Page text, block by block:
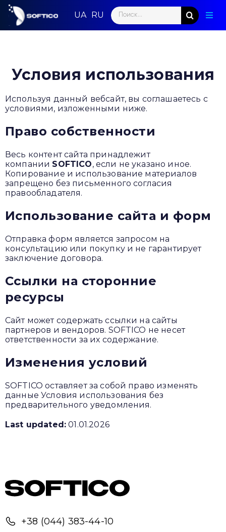
Skip
content
Search
for:
Условия использования
Используя данный вебсайт, вы соглашаетесь с
условиями, изложенными ниже.
Право собственности
Весь контент сайта принадлежит
компании SOFTICO, если не указано иное.
Копирование и использование материалов
запрещено без письменного согласия
правообладателя.
Использование сайта и форм
Отправка форм является запросом на
консультацию или покупку и не гарантирует
заключение договора.
Ссылки на сторонние
ресурсы
Сайт может содержать ссылки на сайты
партнеров и вендоров. SOFTICO не несет
ответственности за их содержание.
Изменения условий
SOFTICO оставляет за собой право изменять
данные Условия использования без
предварительного уведомления.
Last updated: 01.01.2026
+38 (044) 383-44-10